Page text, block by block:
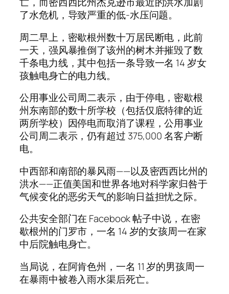
了水危机，导致严重的低-水压问题。
周二早上，密歇根州数十万居民断电，此前
一天，强风暴推倒了该州的树木并摧毁了数
千条电力线，其中包括一条导致一名 14 岁女
孩触电身亡的电力线。
公用事业公司周二表示，由于停电，密歇根
州东南部的数十所学校（包括仅底特律的近
两所学校）因停电而取消了课程，公用事业
公司周二表示，仍有超过 375,000 名客户断
电。
中西部和南部的暴风雨——以及密西西比州的
洪水——正值美国和世界各地对科学家归咎于
气候变化的恶劣天气的影响日益担忧之际。
公共安全部门在 Facebook 帖子中说，在密
歇根州的门罗市，一名 14 岁的女孩周一在家
中后院触电身亡。
当局说，在阿肯色州，一名 11 岁的男孩周一
在暴雨中被卷入雨水渠后死亡。